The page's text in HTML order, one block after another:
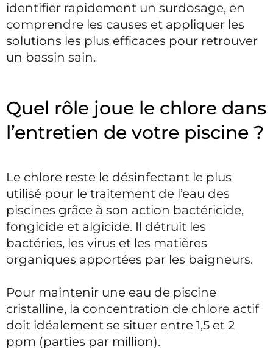
identifier rapidement un surdosage, en
comprendre les causes et appliquer les
solutions les plus efficaces pour retrouver
un bassin sain.
Quel rôle joue le chlore dans
l’entretien de votre piscine ?
Le chlore reste le désinfectant le plus
utilisé pour le traitement de l’eau des
piscines grâce à son action bactéricide,
fongicide et algicide. Il détruit les
bactéries, les virus et les matières
organiques apportées par les baigneurs.
Pour maintenir une eau de piscine
cristalline, la concentration de chlore actif
doit idéalement se situer entre 1,5 et 2
ppm (parties par million).